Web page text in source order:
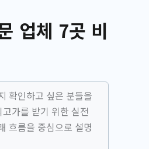
업체 7곳 비
확인하고 싶은 분들을
가를 받기 위한 실전
흐름을 중심으로 설명